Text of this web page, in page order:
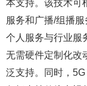
本支持。该技术可
服务和广播/组播
个人服务与行业服
无需硬件定制化改
泛支持。同时，